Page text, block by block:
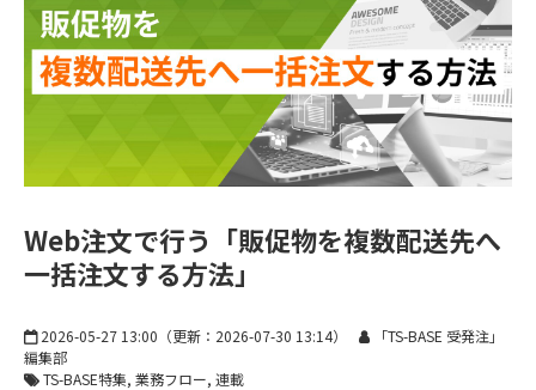
Web注文で行う「販促物を複数配送先へ
一括注文する方法」
2026-05-27 13:00 （更新： 2026-07-30 13:14）
「TS-BASE 受発注」
編集部
TS-BASE特集 業務フロー 連載